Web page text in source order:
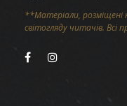
**Матеріали, розміщені
світогляду читачів. Всі